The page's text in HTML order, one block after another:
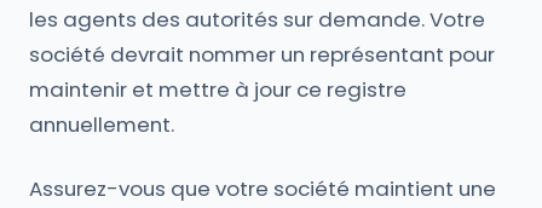
les agents des autorités sur demande. Votre
société devrait nommer un représentant pour
maintenir et mettre à jour ce registre
annuellement.
Assurez-vous que votre société maintient une